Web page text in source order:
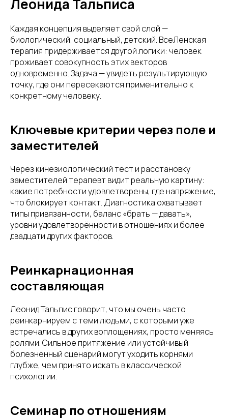
Леонида Тальписа
Каждая концепция выделяет свой слой —
биологический, социальный, детский. ВсеЛенская
терапия придерживается другой логики: человек
проживает совокупность этих векторов
одновременно. Задача — увидеть результирующую
точку, где они пересекаются применительно к
конкретному человеку.
Ключевые критерии через поле и
заместителей
Через кинезиологический тест и расстановку
заместителей терапевт видит реальную картину:
какие потребности удовлетворены, где напряжение,
что блокирует контакт. Диагностика охватывает
типы привязанности, баланс «брать — давать»,
уровни удовлетворённости в отношениях и более
двадцати других факторов.
Реинкарнационная
составляющая
Леонид Тальпис говорит, что мы очень часто
реинкарнируем с теми людьми, с которыми уже
встречались в других воплощениях, просто меняясь
ролями. Сильное притяжение или устойчивый
болезненный сценарий могут уходить корнями
глубже, чем принято искать в классической
психологии.
Семинар по отношениям